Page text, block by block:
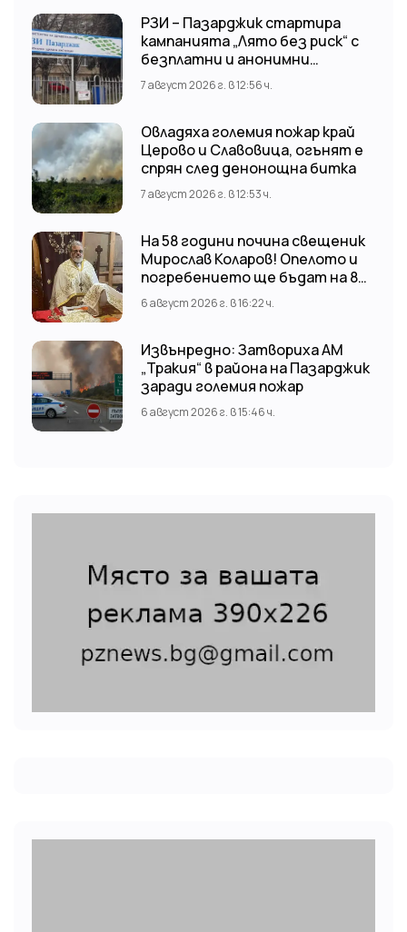
РЗИ – Пазарджик стартира
кампанията „Лято без риск“ с
безплатни и анонимни
изследвания за ХИВ
7 август 2026 г. в 12:56 ч.
Овладяха големия пожар край
Церово и Славовица, огънят е
спрян след денонощна битка
7 август 2026 г. в 12:53 ч.
На 58 години почина свещеник
Мирослав Коларов! Опелото и
погребението ще бъдат на 8
август (събота) от 11:00 часа в
храм “Св. Св. Козма и Дамян”, гр.
6 август 2026 г. в 16:22 ч.
Извънредно: Затвориха АМ
„Тракия“ в района на Пазарджик
заради големия пожар
6 август 2026 г. в 15:46 ч.